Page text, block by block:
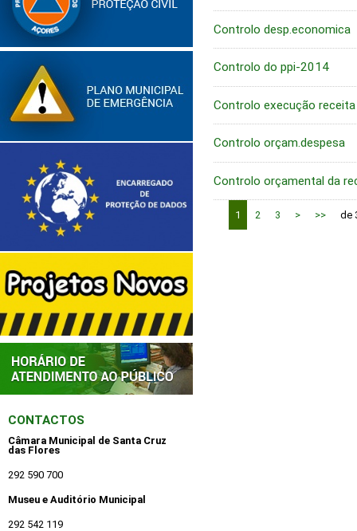
CONTACTOS
Câmara Municipal de Santa Cruz
das Flores
292 590 700
Museu e Auditório Municipal
292 542 119
Controlo desp.economica
Controlo do ppi-2014
Controlo execução receita
Controlo orçam.despesa
Controlo orçamental da
1 2 3 > >> de